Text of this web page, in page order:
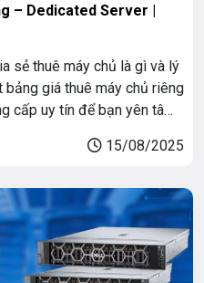
– Dedicated Server |
sẻ thuê máy chủ là gì và lý
bảng giá thuê máy chủ riêng
cấp uy tín để bạn yên tâm
15/08/2025